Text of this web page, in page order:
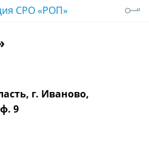
СРО «РОП»
г. Иваново,
9